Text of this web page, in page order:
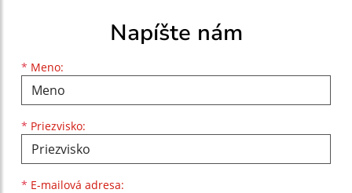
Napíšte nám
* Meno:
Meno
* Priezvisko:
Priezvisko
* E-mailová adresa:
E-mailová adresa